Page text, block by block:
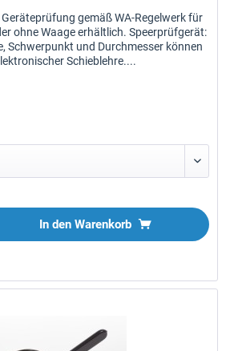
gemäß WA-Regelwerk für
ohne Waage erhältlich. Speerprüfgerät:
Schwerpunkt und Durchmesser können
Schieblehre....
In den Warenkorb